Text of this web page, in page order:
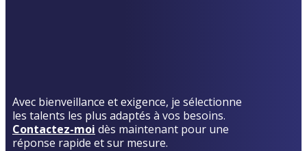
Avec bienveillance et exigence, je sélectionne
les talents les plus adaptés à vos besoins.
Contactez-moi dès maintenant pour une
réponse rapide et sur mesure.